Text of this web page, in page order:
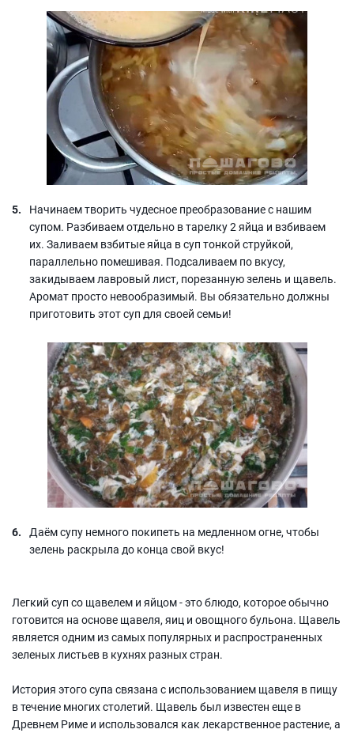
Начинаем творить чудесное преобразование с нашим
супом. Разбиваем отдельно в тарелку 2 яйца и взбиваем
их. Заливаем взбитые яйца в суп тонкой струйкой,
параллельно помешивая. Подсаливаем по вкусу,
закидываем лавровый лист, порезанную зелень и щавель.
Аромат просто невообразимый. Вы обязательно должны
приготовить этот суп для своей семьи!
Даём супу немного покипеть на медленном огне, чтобы
зелень раскрыла до конца свой вкус!
Легкий суп со щавелем и яйцом - это блюдо, которое обычно
готовится на основе щавеля, яиц и овощного бульона. Щавель
является одним из самых популярных и распространенных
зеленых листьев в кухнях разных стран.
История этого супа связана с использованием щавеля в пищу
в течение многих столетий. Щавель был известен еще в
Древнем Риме и использовался как лекарственное растение, а